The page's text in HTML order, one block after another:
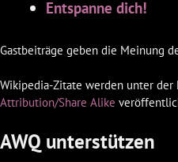
Entspanne dich!
Gastbeiträge geben die Meinung
Wikipedia-Zitate werden unter der
Attribution/Share Alike
AWQ unterstützen